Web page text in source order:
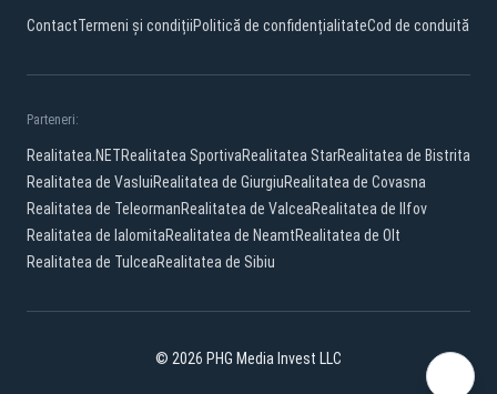
ContactTermeni și condițiiPolitică de confidențialitateCod de conduită
Parteneri:
Realitatea.NETRealitatea SportivaRealitatea StarRealitatea de Bistrita
Realitatea de VasluiRealitatea de GiurgiuRealitatea de Covasna
Realitatea de TeleormanRealitatea de ValceaRealitatea de Ilfov
Realitatea de IalomitaRealitatea de NeamtRealitatea de Olt
Realitatea de TulceaRealitatea de Sibiu
© 2026 PHG Media Invest LLC